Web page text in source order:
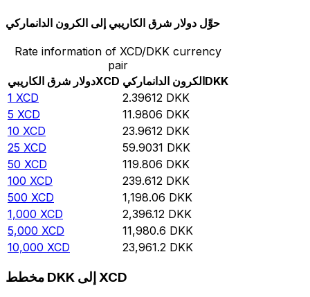
حوِّل دولار شرق الكاريبي إلى الكرون الدانماركي
Rate information of XCD/DKK currency
pair
دولار شرق الكاريبيXCD الكرون الدانماركيDKK
1 XCD 2.39612 DKK
5 XCD 11.9806 DKK
10 XCD 23.9612 DKK
25 XCD 59.9031 DKK
50 XCD 119.806 DKK
100 XCD 239.612 DKK
500 XCD 1,198.06 DKK
1,000 XCD 2,396.12 DKK
5,000 XCD 11,980.6 DKK
10,000 XCD 23,961.2 DKK
مخطط DKK إلى XCD